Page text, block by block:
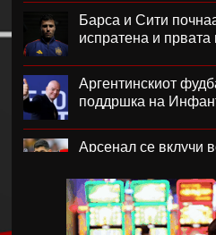
Барса и Сити
испратена и првата
Аргентинскиот
поддршка на
Арсенал се вклучи
ПСЖ го купи
Монако